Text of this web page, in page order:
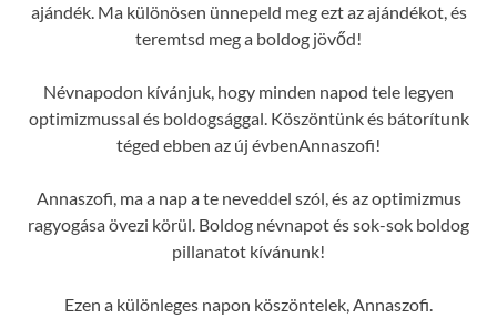
ajándék. Ma különösen ünnepeld meg ezt az ajándékot, és
teremtsd meg a boldog jövőd!
Névnapodon kívánjuk, hogy minden napod tele legyen
optimizmussal és boldogsággal. Köszöntünk és bátorítunk
téged ebben az új évbenAnnaszofi!
Annaszofi, ma a nap a te neveddel szól, és az optimizmus
ragyogása övezi körül. Boldog névnapot és sok-sok boldog
pillanatot kívánunk!
Ezen a különleges napon köszöntelek, Annaszofi.